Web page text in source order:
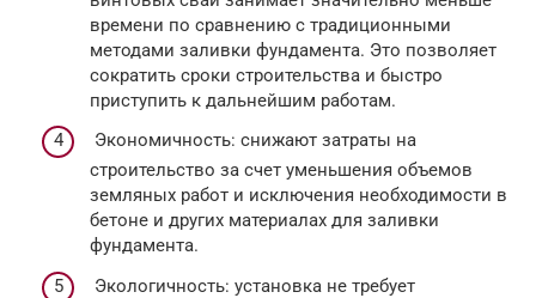
времени по сравнению с традиционными
методами заливки фундамента. Это позволяет
сократить сроки строительства и быстро
приступить к дальнейшим работам.
Экономичность: снижают затраты на
строительство за счет уменьшения объемов
земляных работ и исключения необходимости в
бетоне и других материалах для заливки
фундамента.
Экологичность: установка не требует